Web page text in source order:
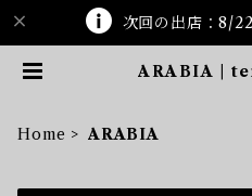
次回の出店：8/
ARABIA |
Home ARABIA